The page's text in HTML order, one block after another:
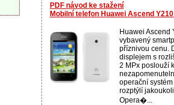
PDF návod ke stažení
Mobilní telefon Huawei Ascend
Huawei Ascend
vybavený
příznivou cenu.
displejem s
2 MPx poslouží
operační
rozptýlí
Opera�...